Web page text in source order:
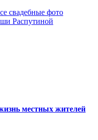
свадебные фото
Распутиной
местных жителей